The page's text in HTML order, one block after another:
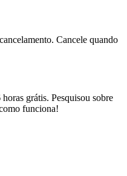
Cancele quando
grátis. Pesquisou sobre
funciona!